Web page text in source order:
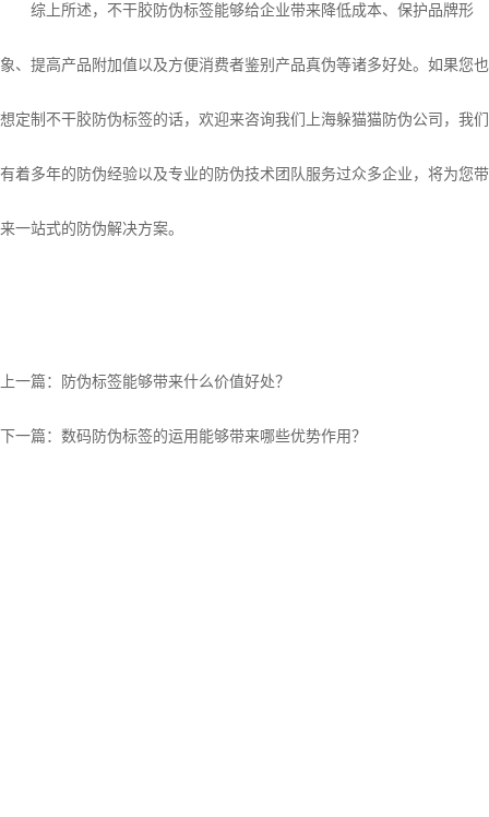
综上所述，不干胶防伪标签能够给企业带来降低成本、保护品牌形
象、提高产品附加值以及方便消费者鉴别产品真伪等诸多好处。如果您也
想定制不干胶防伪标签的话，欢迎来咨询我们上海躲猫猫防伪公司，我们
有着多年的防伪经验以及专业的防伪技术团队服务过众多企业，将为您带
来一站式的防伪解决方案。
上一篇： 防伪标签能够带来什么价值好处？
下一篇： 数码防伪标签的运用能够带来哪些优势作用？